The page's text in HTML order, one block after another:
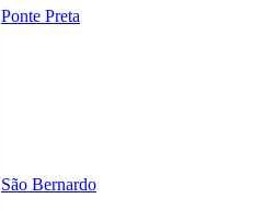
Ponte Preta
São Bernardo